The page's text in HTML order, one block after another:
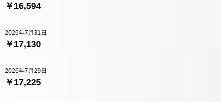
￥16,594
￥17,130
2026年7月31日
￥17,225
2026年7月29日